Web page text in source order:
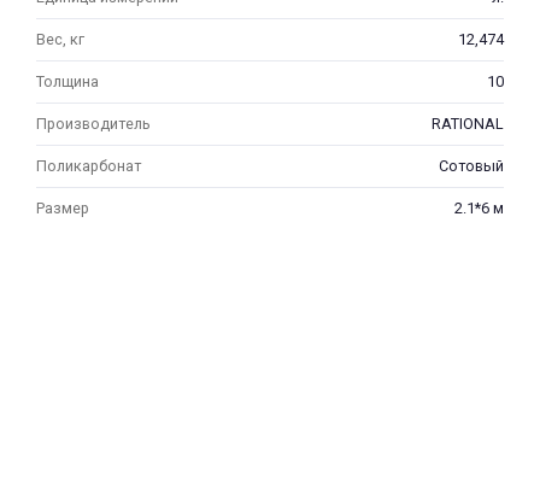
Вес, кг 12,474
Толщина 10
Производитель RATIONAL
Поликарбонат Сотовый
Размер 2.1*6 м